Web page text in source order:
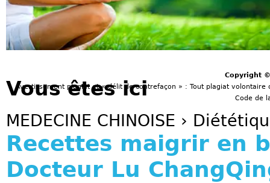
Vous êtes ici
MEDECINE CHINOISE ›
Recettes maigrir en
Docteur Lu
Copyright
Avertissement plagiat et « délit de contrefaçon » : Tout plagiat
Code de